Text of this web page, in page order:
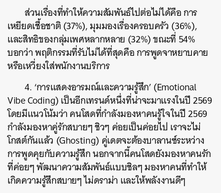
ส่วนเรื่องที่ทำให้ความสัมพันธ์ไปต่อไม่ได้คือ การ
เหยียดเชื้อชาติ (37%), มุมมองเรื่องครอบครัว (36%),
และสิทธิของกลุ่มเพศหลากหลาย (32%) ขณะที่ 54%
บอกว่า พฤติกรรมที่รับไม่ได้ที่สุดคือ การพูดจาหยาบคาย
หรือเหวี่ยงใส่พนักงานบริการ
4. ‘การแสดงอารมณ์และความรู้สึก’ (Emotional
Vibe Coding) เป็นอีกเทรนด์หนึ่งที่น่าจะมาแรงในปี 2569
โดยมีแนวโน้มว่า คนโสดที่กำลังมองหาคนรู้ใจในปี 2569
กำลังมองหาคู่รักสบายๆ ชิวๆ ค่อยเป็นค่อยไป เราจะไม่
โกสต์กันแล้ว (Ghosting) คู่เดตจะต้องบาลานซ์ระหว่าง
การพูดคุยกับความรู้สึก นอกจากนี้คนโสดยังมองหาคนรัก
ที่ค่อยๆ พัฒนาความสัมพันธ์แบบชิลๆ มองหาคนที่ทำให้
เกิดความรู้สึกสบายๆ ไม่ดราม่า และให้พลังงานดีๆ